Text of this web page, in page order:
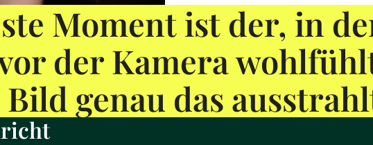
Moment ist der, in
der Kamera
Bild genau das